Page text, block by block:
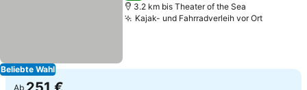
Beliebte Wahl
3.2 km bis Theater of the Sea
Kajak- und Fahrradverleih vor OrtPreise
Ab